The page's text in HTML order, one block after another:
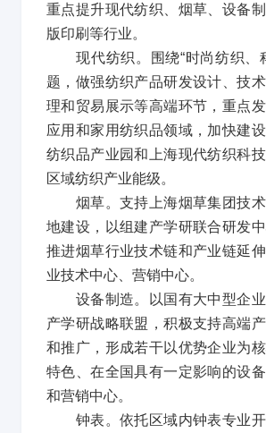
重点提升现代纺织、烟草、设备
版印刷等行业。
现代纺织。围绕“时尚纺织、
题，做强纺织产品研发设计、技
理和贸易展示等高端环节，重点
应用和家用纺织品领域，加快建
纺织品产业园和上海现代纺织科
区域纺织产业能级。
烟草。支持上海烟草集团技术
地建设，以组建产学研联合研发中
推进烟草行业技术链和产业链延
业技术中心、营销中心。
设备制造。以国有大中型企业
产学研战略联盟，积极支持高端
和推广，形成若干以优势企业为
特色、在全国具有一定影响的设
和营销中心。
钟表。依托区域内钟表专业开